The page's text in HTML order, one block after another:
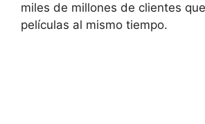
miles de millones de clientes
películas al mismo tiempo.